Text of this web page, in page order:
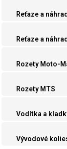
Reťaze a
Reťaze a
Rozety Moto-
Rozety MTS
Vodítka a
Vývodové